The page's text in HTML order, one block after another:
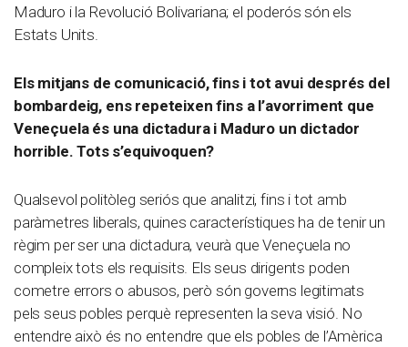
Maduro i la Revolució Bolivariana; el poderós són els
Estats Units.
Els mitjans de comunicació, fins i tot avui després del
bombardeig, ens repeteixen fins a l’avorriment que
Veneçuela és una dictadura i Maduro un dictador
horrible. Tots s’equivoquen?
Qualsevol politòleg seriós que analitzi, fins i tot amb
paràmetres liberals, quines característiques ha de tenir un
règim per ser una dictadura, veurà que Veneçuela no
compleix tots els requisits. Els seus dirigents poden
cometre errors o abusos, però són governs legitimats
pels seus pobles perquè representen la seva visió. No
entendre això és no entendre que els pobles de l’Amèrica